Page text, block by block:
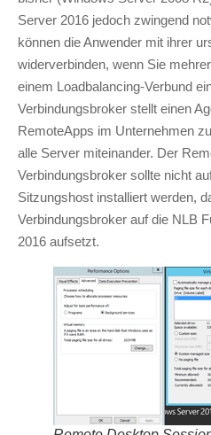
Server 2016 jedoch zwingend
können die Anwender mit ihrer
widerverbinden, wenn Sie
einem Loadbalancing-Verbund
Verbindungsbroker stellt einen
RemoteApps im Unternehmen
alle Server miteinander. Der
Verbindungsbroker sollte nicht
Sitzungshost installiert werden,
Verbindungsbroker auf die NLB
2016 aufsetzt.